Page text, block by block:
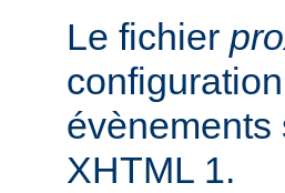
Le fichier
évènements
XHTML 1.